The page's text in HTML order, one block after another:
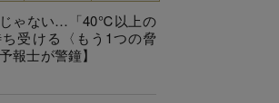
ゃない…「40℃以上の
受ける〈もう1つの脅
報士が警鐘】